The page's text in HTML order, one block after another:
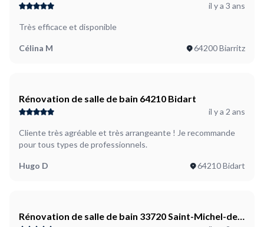
il y a 3 ans
Très efficace et disponible
Célina M 64200 Biarritz
Rénovation de salle de bain 64210 Bidart
il y a 2 ans
Cliente très agréable et très arrangeante ! Je recommande
pour tous types de professionnels.
Hugo D 64210 Bidart
Rénovation de salle de bain 33720 Saint-Michel-de-